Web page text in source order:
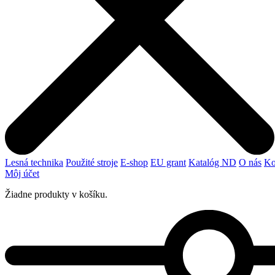
Lesná technika Použité stroje E-shop EU grant Katalóg ND O nás
Môj účet
Žiadne produkty v košíku.